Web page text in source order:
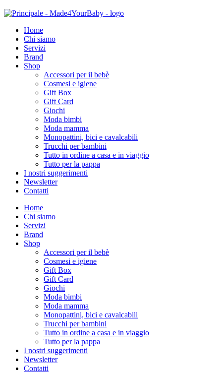
Home
Chi siamo
Servizi
Brand
Shop
Accessori per il bebè
Cosmesi e igiene
Gift Box
Gift Card
Giochi
Moda bimbi
Moda mamma
Monopattini, bici e cavalcabili
Trucchi per bambini
Tutto in ordine a casa e in viaggio
Tutto per la pappa
I nostri suggerimenti
Newsletter
Contatti
Home
Chi siamo
Servizi
Brand
Shop
Accessori per il bebè
Cosmesi e igiene
Gift Box
Gift Card
Giochi
Moda bimbi
Moda mamma
Monopattini, bici e cavalcabili
Trucchi per bambini
Tutto in ordine a casa e in viaggio
Tutto per la pappa
I nostri suggerimenti
Newsletter
Contatti